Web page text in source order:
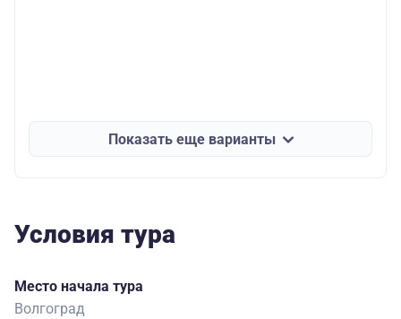
Показать еще варианты
Условия тура
Место начала тура
Волгоград